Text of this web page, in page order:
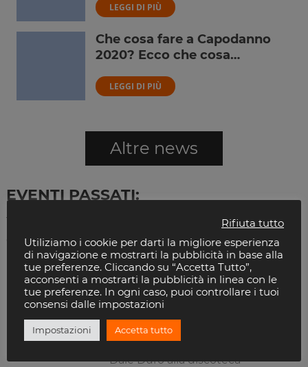
LEGGI DI PIÙ
Che cosa fare a Capodanno
2020? Ecco che cosa…
LEGGI DI PIÙ
Altre news
EVENTI PASSATI:
Ti sei perso una bella serata? Sei curioso di conoscere
gli eventi passati dellaDiscoteca Mate Disco? Per te
un archivio sempre aggiornato sulle principali serate
passate della discoteca.
17
Feb
DALE DURO
Martedì 17 febbraio 2026
Dale Duro alla discoteca
Rifiuta tutto
Utiliziamo i cookie per darti la migliore esperienza
di navigazione e mostrarti la pubblicità in base alla
tue preferenze. Cliccando su “Accetta Tutto”,
acconsenti a mostrarti la pubblicità in linea con le
tue preferenze. In ogni caso, puoi controllare i tuoi
consensi dalle impostazioni
Impostazioni Accetta tutto